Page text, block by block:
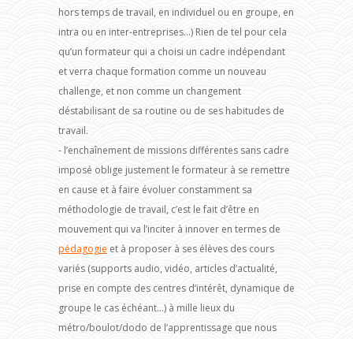
hors temps de travail, en individuel ou en groupe, en
intra ou en inter-entreprises…) Rien de tel pour cela
qu’un formateur qui a choisi un cadre indépendant
et verra chaque formation comme un nouveau
challenge, et non comme un changement
déstabilisant de sa routine ou de ses habitudes de
travail.
- l’enchaînement de missions différentes sans cadre
imposé oblige justement le formateur à se remettre
en cause et à faire évoluer constamment sa
méthodologie de travail, c’est le fait d’être en
mouvement qui va l’inciter à innover en termes de
pédagogie et à proposer à ses élèves des cours
variés (supports audio, vidéo, articles d’actualité,
prise en compte des centres d’intérêt, dynamique de
groupe le cas échéant…) à mille lieux du
métro/boulot/dodo de l’apprentissage que nous